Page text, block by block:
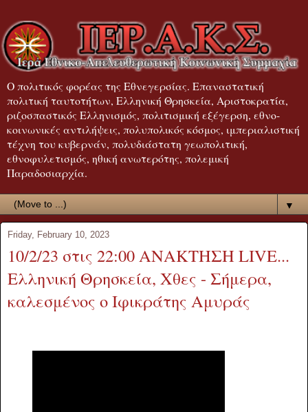
Ο πολιτικός φορέας της Εθνεγερσίας. Επαναστατική
πολιτική ταυτοτήτων, Ελληνική Θρησκεία, Αριστοκρατία,
ριζοσπαστικός Ελληνισμός, πολιτισμική εξέγερση, εθνο-
κοινωνικές αντιλήψεις, πολυπολικός κόσμος, ιμπεριαλιστική
τέχνη του κυβερνάν, πολυδιάστατη γεωπολιτική,
εθνοφυλετισμός, ηθική ανωτερότης, πολεμική
Παραδοσιαρχία.
▼
Friday, February 10, 2023
10/2/23 στις 22:00 ΑΝΑΚΤΗΣΗ LIVE...
Ελληνική Θρησκεία, Χθες - Σήμερα,
καλεσμένος ο Ιφικράτης Αμυράς